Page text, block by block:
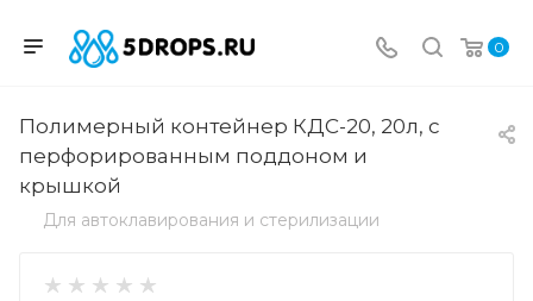
0
Полимерный контейнер КДС-20, 20л, с
перфорированным поддоном и
крышкой
Для автоклавирования и стерилизации